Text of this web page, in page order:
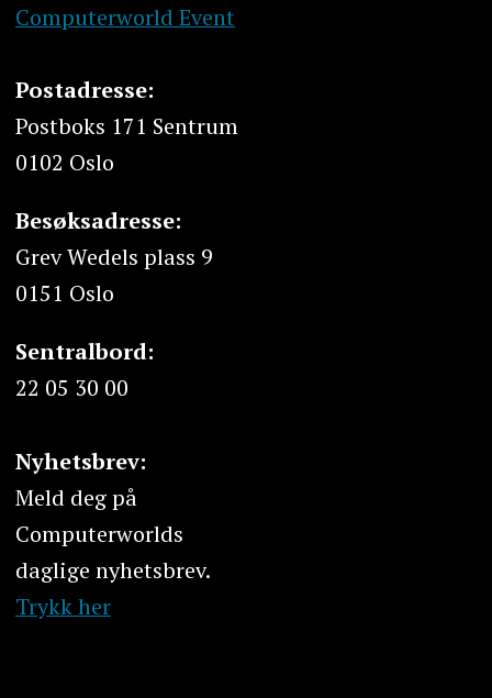
Computerworld Event
Postadresse:
Postboks 171 Sentrum
0102 Oslo
Besøksadresse:
Grev Wedels plass 9
0151 Oslo
Sentralbord:
22 05 30 00
Nyhetsbrev:
Meld deg på
Computerworlds
daglige nyhetsbrev.
Trykk her